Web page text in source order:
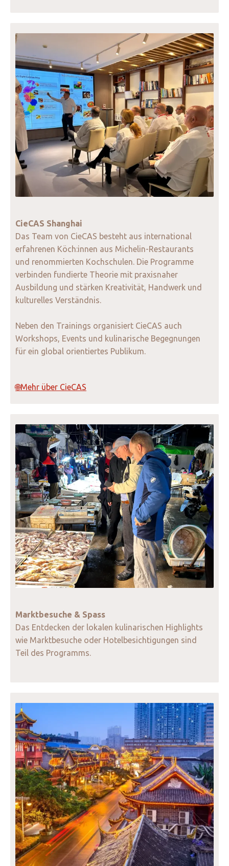
CieCAS Shanghai
Das Team von CieCAS besteht aus international
erfahrenen Köch:innen aus Michelin-Restaurants
und renommierten Kochschulen. Die Programme
verbinden fundierte Theorie mit praxisnaher
Ausbildung und stärken Kreativität, Handwerk und
kulturelles Verständnis.
Neben den Trainings organisiert CieCAS auch
Workshops, Events und kulinarische Begegnungen
für ein global orientiertes Publikum.
🌐Mehr über CieCAS
Marktbesuche & Spass
Das Entdecken der lokalen kulinarischen Highlights
wie Marktbesuche oder Hotelbesichtigungen sind
Teil des Programms.